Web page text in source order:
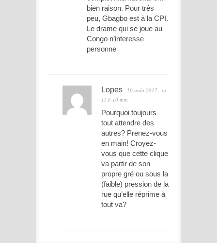
bien raison. Pour três
peu, Gbagbo est à la CPI.
Le drame qui se joue au
Congo n’interesse
personne
Lopes 10 août 2017
at
11 h 10 min
Pourquoi toujours
tout attendre des
autres? Prenez-vous
en main! Croyez-
vous que cette clique
va partir de son
propre gré ou sous la
(faible) pression de la
rue qu’elle réprime à
tout va?